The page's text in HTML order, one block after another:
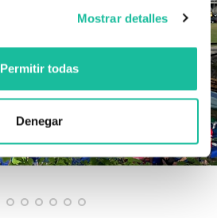
Mostrar detalles
Permitir todas
Denegar